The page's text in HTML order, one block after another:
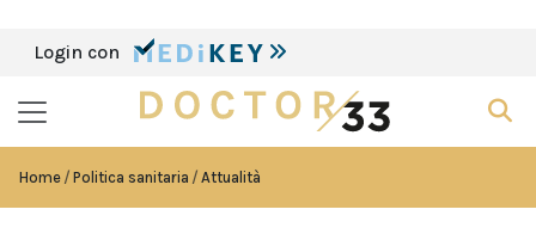
Login con
Home Politica sanitaria Attualità